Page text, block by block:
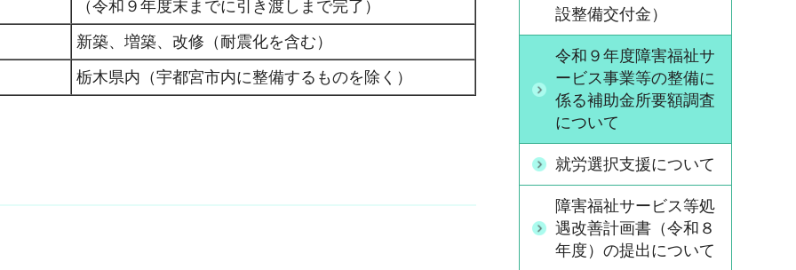
（令和９年度末までに引き渡しまで完了）
新築、増築、改修（耐震化を含む）
栃木県内（宇都宮市内に整備するものを除く）
設整備交付金）
令和９年度障害福祉サ
ービス事業等の整備に
係る補助金所要額調査
について
就労選択支援について
障害福祉サービス等処
遇改善計画書（令和８
年度）の提出について